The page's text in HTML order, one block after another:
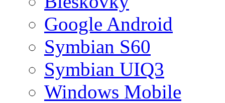
Google Android
Symbian S60
Symbian UIQ3
Windows Mobile